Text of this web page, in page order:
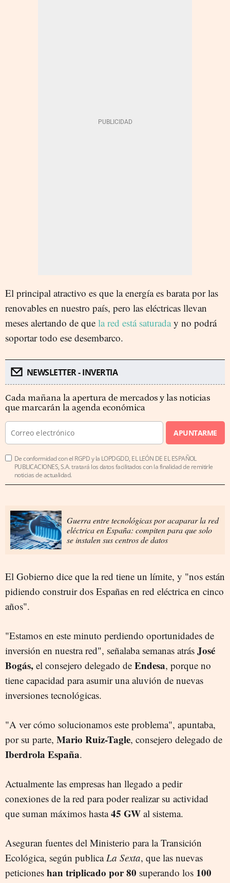
El principal atractivo es que la energía es barata por las
renovables en nuestro país, pero las eléctricas llevan
meses alertando de que la red está saturaday no podrá
soportar todo ese desembarco.
NEWSLETTER - INVERTIA
Cada mañana la apertura de mercados y las noticias
que marcarán la agenda económica
APUNTARME
De conformidad con el RGPD y la LOPDGDD, EL LEÓN DE EL ESPAÑOL
PUBLICACIONES, S.A. tratará los datos facilitados con la finalidad de remitirle
noticias de actualidad.
Guerra entre tecnológicas por acaparar la red
eléctrica en España: compiten para que solo
se instalen sus centros de datos
El Gobierno dice que la red tiene un límite, y "nos están
pidiendo construir dos Españas en red eléctrica en cinco
años".
"Estamos en este minuto perdiendo oportunidades de
inversión en nuestra red", señalaba semanas atrás José
Bogás, el consejero delegado de Endesa, porque no
tiene capacidad para asumir una aluvión de nuevas
inversiones tecnológicas.
"A ver cómo solucionamos este problema", apuntaba,
por su parte, Mario Ruiz-Tagle, consejero delegado de
Iberdrola España.
Actualmente las empresas han llegado a pedir
conexiones de la red para poder realizar su actividad
que suman máximos hasta45 GW al sistema.
Aseguran fuentes del Ministerio para la Transición
Ecológica, según publica La Sexta, que las nuevas
peticiones han triplicado por 80 superando los 100